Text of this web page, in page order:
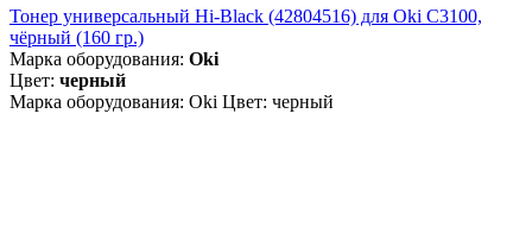
Тонер универсальный Hi-Black (42804516) для Oki С3100,
чёрный (160 гр.)
Марка оборудования: Oki
Цвет: черный
Марка оборудования: Oki Цвет: черный